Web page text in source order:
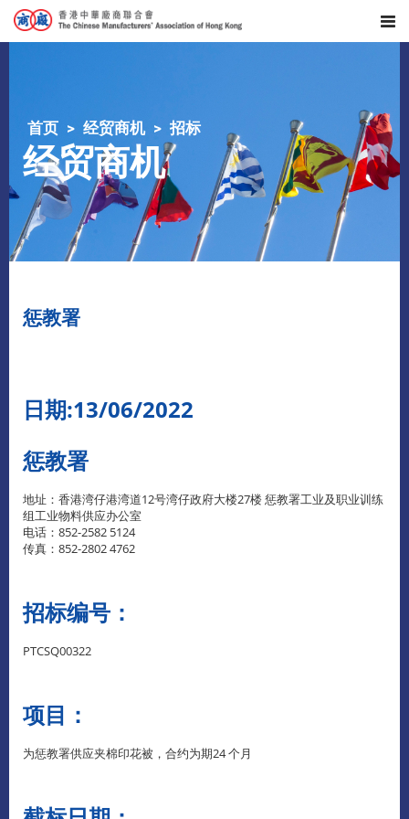
首页 经贸商机 招标
经贸商机
惩教署
日期:13/06/2022
惩教署
地址：香港湾仔港湾道12号湾仔政府大楼27楼 惩教署工业及职业训练
组工业物料供应办公室
电话：852-2582 5124
传真：852-2802 4762
招标编号：
PTCSQ00322
项目：
为惩教署供应夹棉印花被，合约为期24 个月